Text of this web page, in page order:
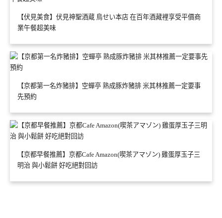
【伏見美食】伏見神聖酒蔵 鳥せい本店 在百年酒藏裡享受平價商
業午餐超美味
【京都第一名炸豬排】空蟬亭 熟成豚炸豬排 米其林推薦一定要事
先預約
【京都早餐推薦】京都Cafe Amazon(喫茶アマゾン) 雞蛋厚玉子三
明治 與小鬆餅 好吃絕對回訪